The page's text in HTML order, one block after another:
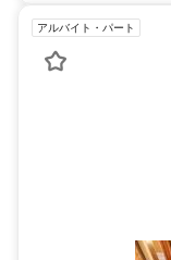
アルバイト・パート